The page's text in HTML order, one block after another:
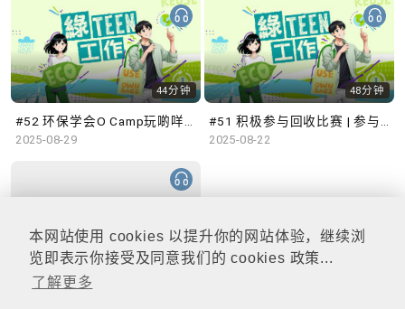
本网站使用 cookies 以提升你的网站体验，继续浏
览即表示你接受及同意我们的 cookies 政策...
了解更多
44分钟
#52 环保学会O Camp玩啲咩？ | 参与学生: Sammi、Cardi、Charles (香港科技大学 环境管理及科技学生联会)
2025-08-29
48分钟
#51 积极参与回收比赛 | 参与学生: 巫巫、Vincy、Thomas (乐善堂顾超文中学) (「SGREEN 校际回收比赛」最积极参与学校奖 中学组银奖得主)
2025-08-22
47分钟